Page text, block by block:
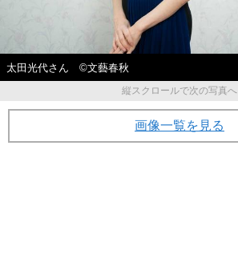
太田光代さん ©文藝春秋
縦スクロールで次の写真へ
画像一覧を見る